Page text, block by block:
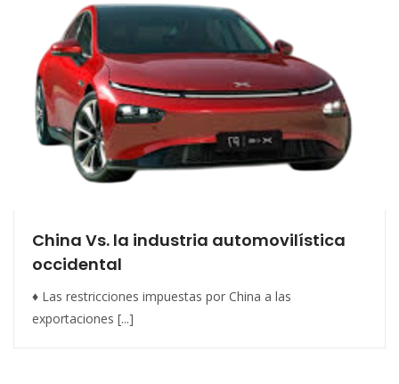
China Vs. la industria automovilística
occidental
♦ Las restricciones impuestas por China a las
exportaciones [...]